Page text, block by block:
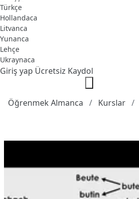
Türkçe
Hollandaca
Litvanca
Yunanca
Lehçe
Ukraynaca
Giriş yap Ücretsiz Kaydol
Öğrenmek Almanca Kurslar